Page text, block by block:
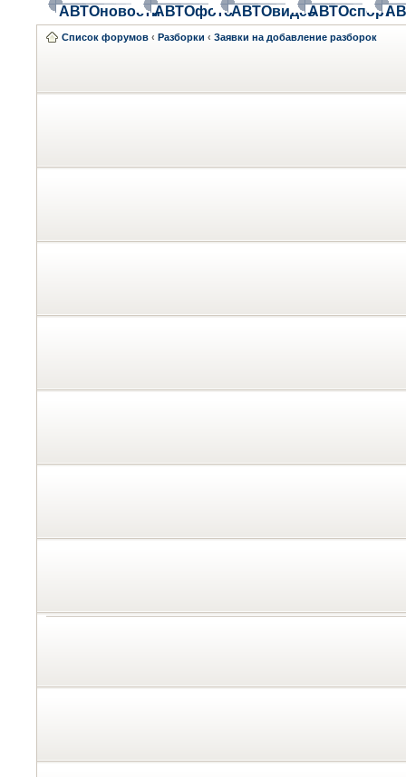
АВТОновостиАВТОфотоАВТОвидеоАВТОспорт
Список форумов ‹ Разборки ‹ Заявки на добавление разборок